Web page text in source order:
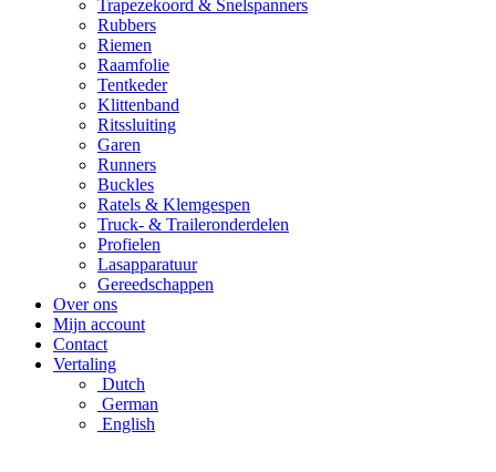
Trapezekoord & Snelspanners
Rubbers
Riemen
Raamfolie
Tentkeder
Klittenband
Ritssluiting
Garen
Runners
Buckles
Ratels & Klemgespen
Truck- & Traileronderdelen
Profielen
Lasapparatuur
Gereedschappen
Over ons
Mijn account
Contact
Vertaling
Dutch
German
English